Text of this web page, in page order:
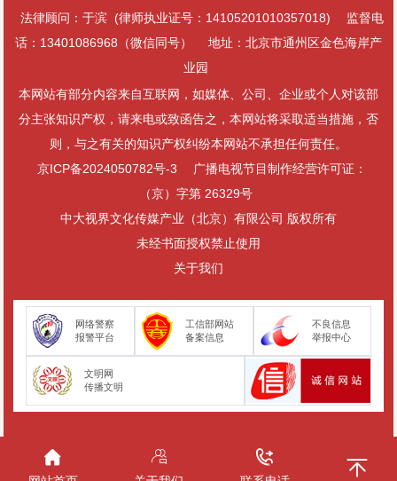
法律顾问：于滨 (律师执业证号：14105201010357018)
监督电
话：13401086968（微信同号）
地址：北京市通州区金色海岸产
业园
本网站有部分内容来自互联网，如媒体、公司、企业或个人对该部
分主张知识产权，请来电或致函告之，本网站将采取适当措施，否
则，与之有关的知识产权纠纷本网站不承担任何责任。
京ICP备2024050782号-3
广播电视节目制作经营许可证：
（京）字第 26329号
中大视界文化传媒产业（北京）有限公司 版权所有
未经书面授权禁止使用
关于我们
网络警察
报警平台
工信部网站
备案信息
不良信息
举报中心
文明网
传播文明